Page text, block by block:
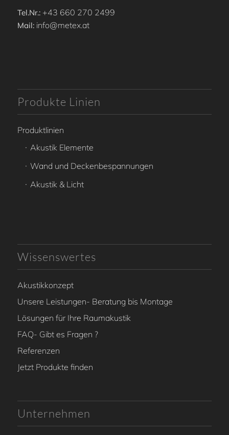
Tel.Nr.: +43 660 270 2499
Mail: info@metex.at
Produkte Linien
Produktlinien
Akustik Elemente
Wand und Deckenbespannungen
Akustik & Licht
Wissenswertes
Akustikkonzept
Unsere Leistungen- Beratung bis Montage
Lösungen für Ihre Raumakustik
FAQ- Gibt es Fragen ?
Referenzen
Jetzt Produkte finden
Unternehmen